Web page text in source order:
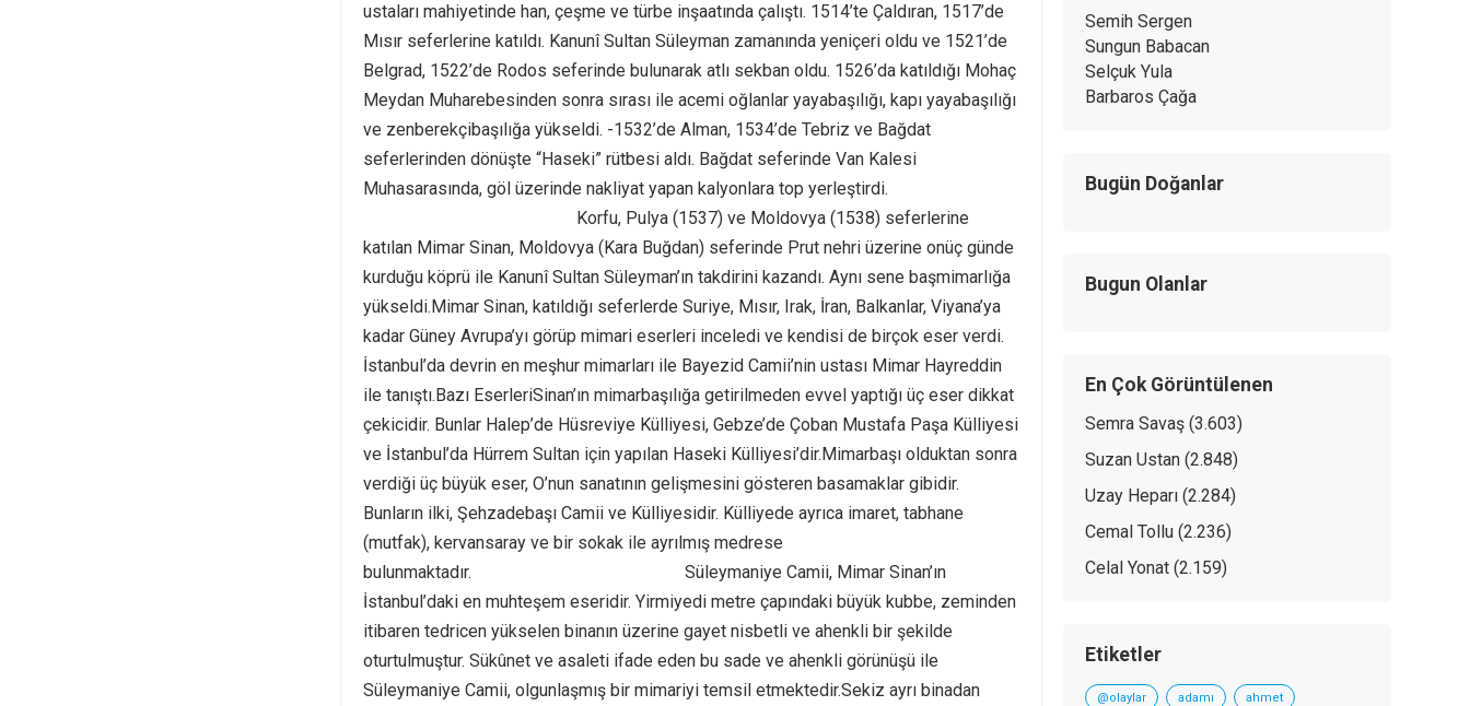
ustaları mahiyetinde han, çeşme ve türbe inşaatında çalıştı. 1514’te Çaldıran, 1517’de
Mısır seferlerine katıldı. Kanunî Sultan Süleyman zamanında yeniçeri oldu ve 1521’de
Belgrad, 1522’de Rodos seferinde bulunarak atlı sekban oldu. 1526’da katıldığı Mohaç
Meydan Muharebesinden sonra sırası ile acemi oğlanlar yayabaşılığı, kapı yayabaşılığı
ve zenberekçibaşılığa yükseldi. -1532’de Alman, 1534’de Tebriz ve Bağdat
seferlerinden dönüşte “Haseki” rütbesi aldı. Bağdat seferinde Van Kalesi
Muhasarasında, göl üzerinde nakliyat yapan kalyonlara top yerleştirdi.
Korfu, Pulya (1537) ve Moldovya (1538) seferlerine
katılan Mimar Sinan, Moldovya (Kara Buğdan) seferinde Prut nehri üzerine onüç günde
kurduğu köprü ile Kanunî Sultan Süleyman’ın takdirini kazandı. Aynı sene başmimarlığa
yükseldi.Mimar Sinan, katıldığı seferlerde Suriye, Mısır, Irak, İran, Balkanlar, Viyana’ya
kadar Güney Avrupa’yı görüp mimari eserleri inceledi ve kendisi de birçok eser verdi.
İstanbul’da devrin en meşhur mimarları ile Bayezid Camii’nin ustası Mimar Hayreddin
ile tanıştı.Bazı EserleriSinan’ın mimarbaşılığa getirilmeden evvel yaptığı üç eser dikkat
çekicidir. Bunlar Halep’de Hüsreviye Külliyesi, Gebze’de Çoban Mustafa Paşa Külliyesi
ve İstanbul’da Hürrem Sultan için yapılan Haseki Külliyesi’dir.Mimarbaşı olduktan sonra
verdiği üç büyük eser, O’nun sanatının gelişmesini gösteren basamaklar gibidir.
Bunların ilki, Şehzadebaşı Camii ve Külliyesidir. Külliyede ayrıca imaret, tabhane
(mutfak), kervansaray ve bir sokak ile ayrılmış medrese
bulunmaktadır.
Süleymaniye Camii, Mimar Sinan’ın
İstanbul’daki en muhteşem eseridir. Yirmiyedi metre çapındaki büyük kubbe, zeminden
itibaren tedricen yükselen binanın üzerine gayet nisbetli ve ahenkli bir şekilde
oturtulmuştur. Sükûnet ve asaleti ifade eden bu sade ve ahenkli görünüşü ile
Süleymaniye Camii, olgunlaşmış bir mimariyi temsil etmektedir.Sekiz ayrı binadan
Semih Sergen
Sungun Babacan
Selçuk Yula
Barbaros Çağa
Bugün Doğanlar
Bugun Olanlar
En Çok Görüntülenen
Semra Savaş (3.603)
Suzan Ustan (2.848)
Uzay Heparı (2.284)
Cemal Tollu (2.236)
Celal Yonat (2.159)
Etiketler
@olaylar adamı ahmet